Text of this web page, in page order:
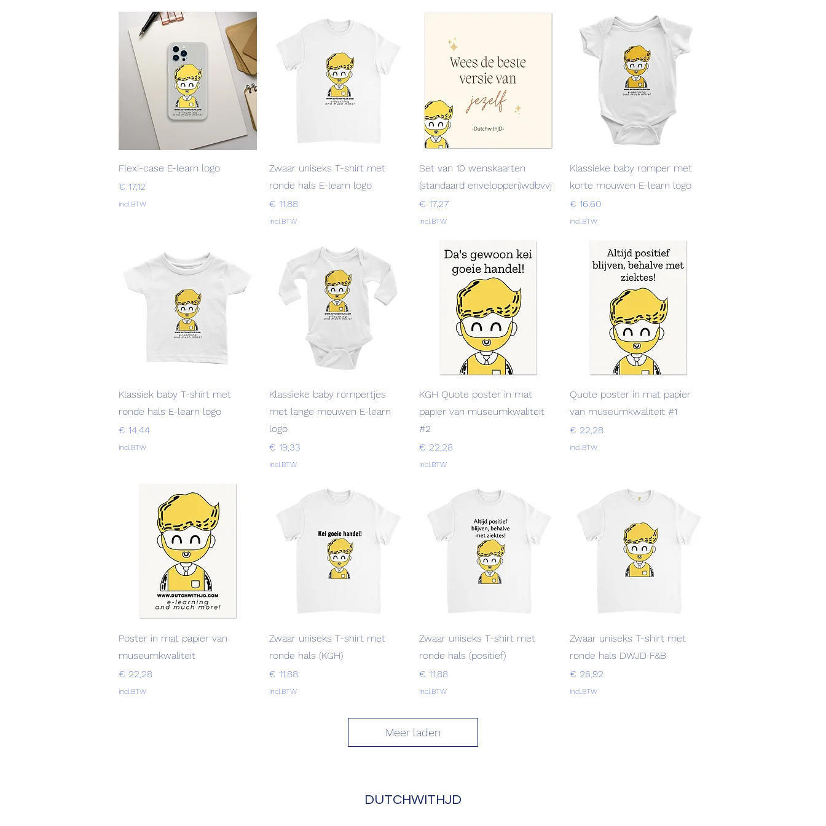
Snel overzicht
Flexi-case E-learn logo
Prijs
€ 17,12
incl.BTW
Snel overzicht
Zwaar uniseks T-shirt met
ronde hals E-learn logo
Prijs
€ 11,88
incl.BTW
Snel overzicht
Set van 10 wenskaarten
(standaard enveloppen)wdbvvj
Prijs
€ 17,27
incl.BTW
Snel overzicht
Klassieke baby romper met
korte mouwen E-learn logo
Prijs
€ 16,60
incl.BTW
Snel overzicht
Klassiek baby T-shirt met
ronde hals E-learn logo
Prijs
€ 14,44
incl.BTW
Snel overzicht
Klassieke baby rompertjes
met lange mouwen E-learn
logo
Prijs
€ 19,33
incl.BTW
Snel overzicht
KGH Quote poster in mat
papier van museumkwaliteit
#2
Prijs
€ 22,28
incl.BTW
Snel overzicht
Quote poster in mat papier
van museumkwaliteit #1
Prijs
€ 22,28
incl.BTW
Snel overzicht
Poster in mat papier van
museumkwaliteit
Prijs
€ 22,28
incl.BTW
Snel overzicht
Zwaar uniseks T-shirt met
ronde hals (KGH)
Prijs
€ 11,88
incl.BTW
Snel overzicht
Zwaar uniseks T-shirt met
ronde hals (positief)
Prijs
€ 11,88
incl.BTW
Snel overzicht
Zwaar uniseks T-shirt met
ronde hals DWJD F&B
Prijs
€ 26,92
incl.BTW
Meer laden
DUTCHWITHJD